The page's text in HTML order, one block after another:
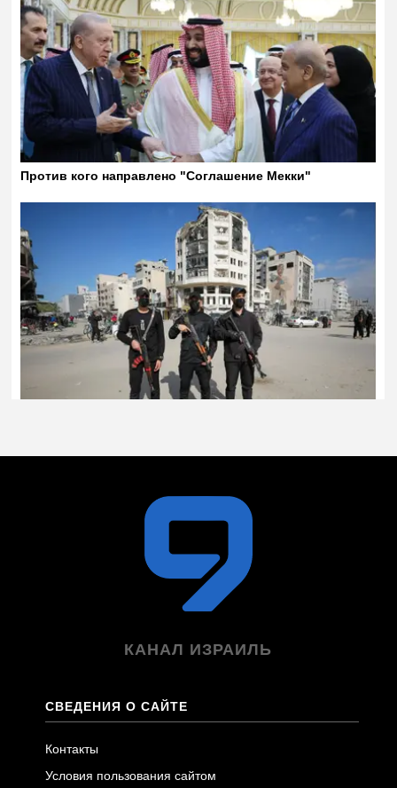
КАНАЛ ИЗРАИЛЬ
СВЕДЕНИЯ О САЙТЕ
Контакты
Условия пользования сайтом